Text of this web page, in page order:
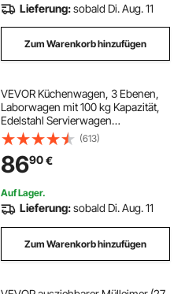
Lieferung:sobald Di. Aug. 11
Zum Warenkorb hinzufügen
VEVOR Küchenwagen, 3 Ebenen,
Laborwagen mit 100 kg Kapazität,
Edelstahl Servierwagen
Abräumwagen, Transportwagen
Rollbarer Aufbewahrungswagen
mit 6 Haken, für den Innen- &
Außenbereich Silber
(613)
8690€
Auf Lager.
Lieferung:sobald Di. Aug. 11
Zum Warenkorb hinzufügen